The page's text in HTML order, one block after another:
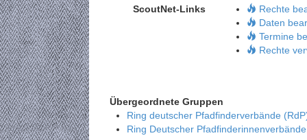
ScoutNet-Links
Rechte
Daten
Termine
Rechte
Übergeordnete Gruppen
Ring deutscher Pfadfinderverbände
Ring Deutscher